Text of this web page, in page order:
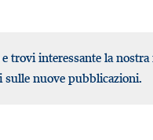
trovi interessante la
sulle nuove pubblicazioni.